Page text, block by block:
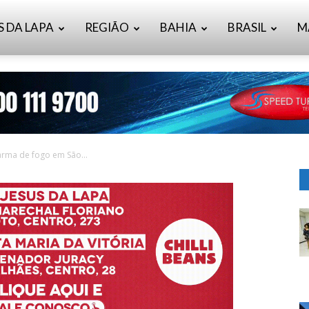
DA LAPA REGIÃO BAHIA BRASIL
de fogo em São...